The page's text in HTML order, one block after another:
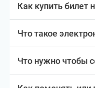
Как купить билет
Что такое
Что нужно чтобы